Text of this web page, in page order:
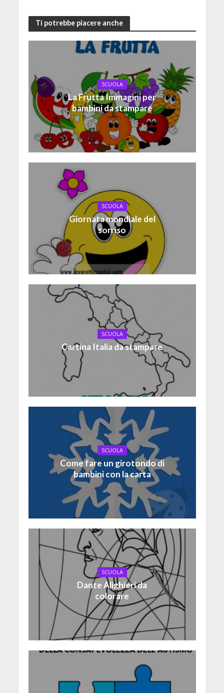
Ti potrebbe piacere anche
SCUOLA
La Frutta Immagini per
bambini da stampare
SCUOLA
Giornata mondiale del
sorriso
SCUOLA
Cartina Italia da stampare
SCUOLA
Come fare un girotondo di
bambini con la carta
SCUOLA
Dante Alighieri da
colorare